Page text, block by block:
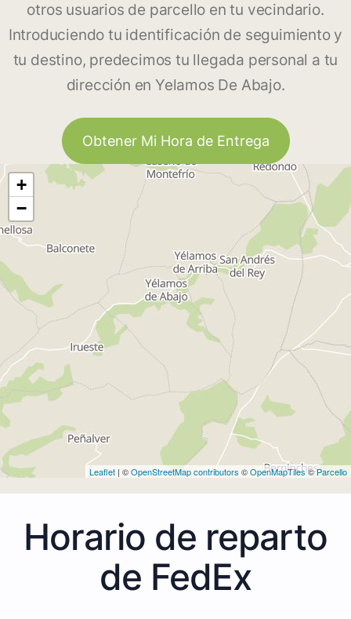
otros usuarios de parcello en tu vecindario.
Introduciendo tu identificación de seguimiento y
tu destino, predecimos tu llegada personal a tu
dirección en Yelamos De Abajo.
Obtener Mi Hora de Entrega
+
−
Leaflet | ©OpenStreetMap contributors ©OpenMapTiles©Parcello
Horario de reparto
de FedEx